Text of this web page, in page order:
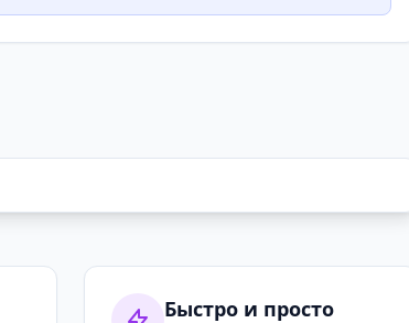
Быстро и просто